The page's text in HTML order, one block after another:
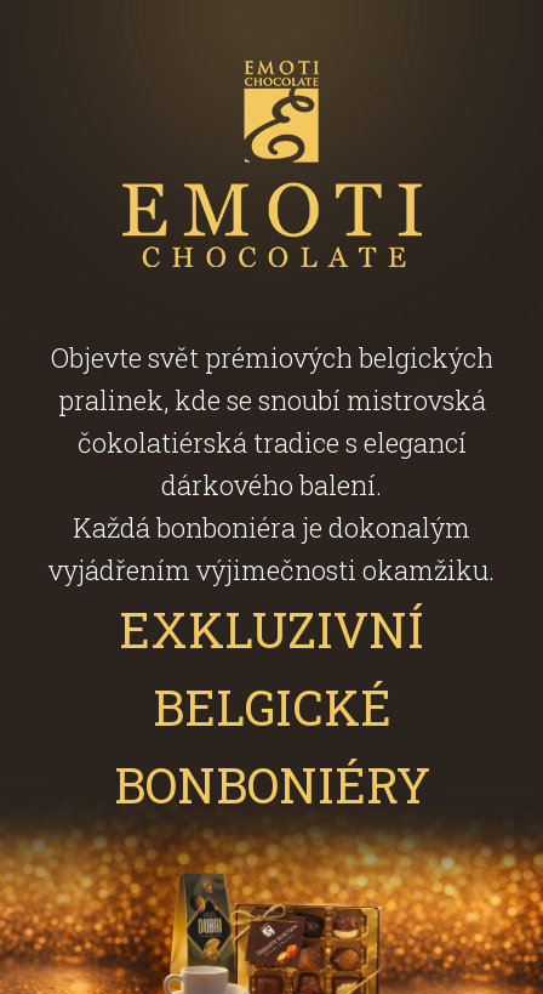
Objevte svět prémiových belgických
pralinek, kde se snoubí mistrovská
čokolatiérská tradice s elegancí
dárkového balení.
Každá bonboniéra je dokonalým
vyjádřením výjimečnosti okamžiku.
EXKLUZIVNÍ
BELGICKÉ
BONBONIÉRY